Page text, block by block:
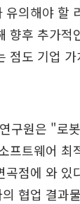
유의해야 할
향후 추가적
점도 기업
구원은 "로
프트웨어 최
곡점에 와
협업 결과